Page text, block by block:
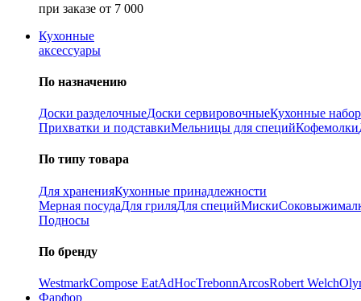
при заказе от 7 000
Кухонные
аксессуары
По назначению
Доски разделочныеДоски сервировочныеКухонные
Прихватки и подставкиМельницы для специйКофемолки
По типу товара
Для храненияКухонные принадлежности
Мерная посудаДля гриляДля специйМиски
Подносы
По бренду
WestmarkCompose EatAdHocTrebonnArcosRobert Welch
Фарфор